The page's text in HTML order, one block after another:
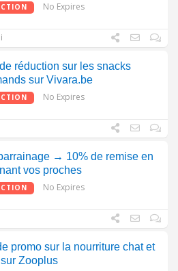
No Expires
réduction sur les snacks
sur Vivara.be
No Expires
→ 10% de remise en
vos proches
No Expires
promo sur la nourriture chat et
Zooplus